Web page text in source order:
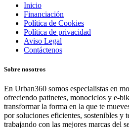
Inicio
Financiación
Política de Cookies
Política de privacidad
Aviso Legal
Contáctenos
Sobre nosotros
En Urban360 somos especialistas en
ofreciendo patinetes, monociclos y e-
transformar la forma en la que te
por soluciones eficientes, sostenibles y
trabajando con las mejores marcas del